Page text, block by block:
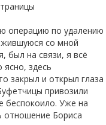
операцию по удалению
со мной
был на связи, я всё
здесь
закрыл и открыл глаза
привозили
беспокоило. Уже на
отношение Бориса